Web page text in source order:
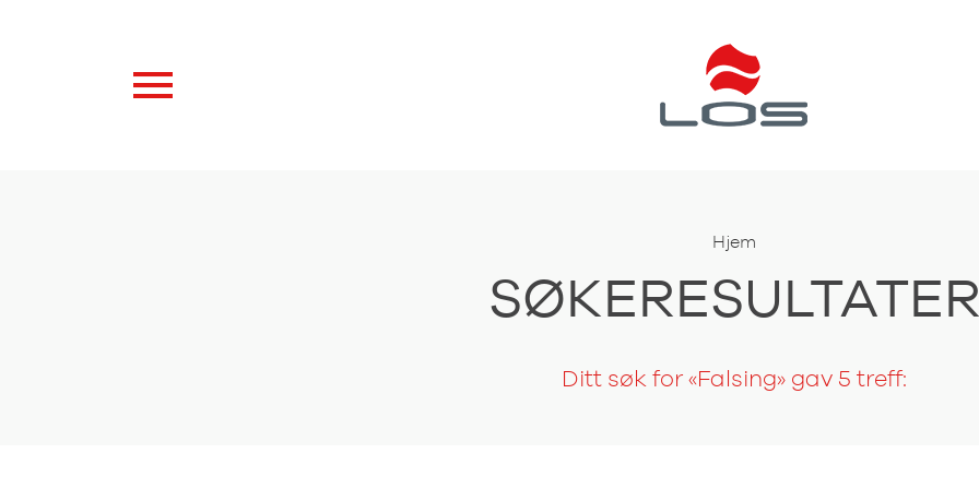
Hjem
Ditt søk for «Falsing» gav 5 treff: